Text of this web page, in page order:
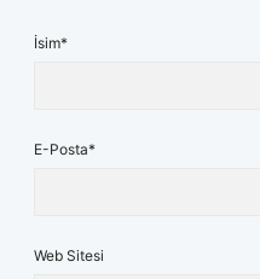
İsim*
E-Posta*
Web Sitesi